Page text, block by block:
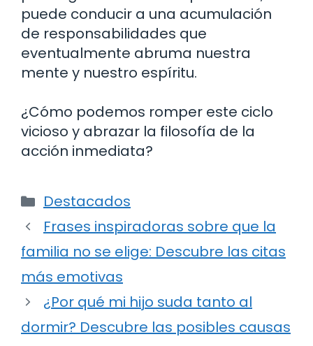
puede conducir a una acumulación
de responsabilidades que
eventualmente abruma nuestra
mente y nuestro espíritu.
¿Cómo podemos romper este ciclo
vicioso y abrazar la filosofía de la
acción inmediata?
Categorías
Destacados
Frases inspiradoras sobre que la
familia no se elige: Descubre las citas
más emotivas
¿Por qué mi hijo suda tanto al
dormir? Descubre las posibles causas